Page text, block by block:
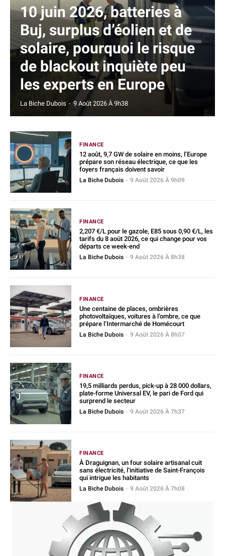
10 juin 2026, batteries à
Buj, surplus d’éolien et de
solaire, pourquoi le risque
de blackout inquiète peu
les experts en Europe
La Biche Dubois - 9 Août 2026 À 9h38
FINANCE
12 août, 9,7 GW de solaire en moins, l’Europe
prépare son réseau électrique, ce que les
foyers français doivent savoir
La Biche Dubois - 9 Août 2026 À 9h09
FINANCE
2,207 €/L pour le gazole, E85 sous 0,90 €/L, les
tarifs du 8 août 2026, ce qui change pour vos
départs ce week-end
La Biche Dubois - 9 Août 2026 À 8h38
FINANCE
Une centaine de places, ombrières
photovoltaïques, voitures à l’ombre, ce que
prépare l’Intermarché de Homécourt
La Biche Dubois - 9 Août 2026 À 8h07
FINANCE
19,5 milliards perdus, pick-up à 28 000 dollars,
plate-forme Universal EV, le pari de Ford qui
surprend le secteur
La Biche Dubois - 9 Août 2026 À 7h37
FINANCE
À Draguignan, un four solaire artisanal cuit
sans électricité, l’initiative de Saint-François
qui intrigue les habitants
La Biche Dubois - 9 Août 2026 À 7h08